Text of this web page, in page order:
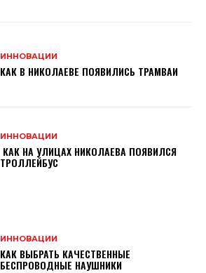
ИННОВАЦИИ
КАК В НИКОЛАЕВЕ ПОЯВИЛИСЬ ТРАМВАИ
ИННОВАЦИИ
КАК НА УЛИЦАХ НИКОЛАЕВА ПОЯВИЛСЯ
ТРОЛЛЕЙБУС
ИННОВАЦИИ
КАК ВЫБРАТЬ КАЧЕСТВЕННЫЕ
БЕСПРОВОДНЫЕ НАУШНИКИ